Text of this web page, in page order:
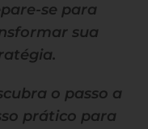
se para
sua
o passo a
prático para